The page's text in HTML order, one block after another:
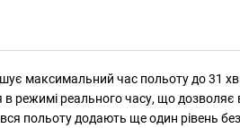
максимальний час польоту до 31
в режимі реального часу, що
польоту додають ще один рівень